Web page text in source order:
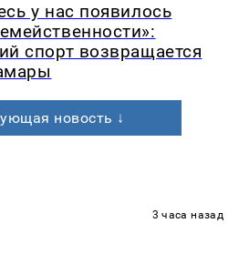
у нас появилось
спорт возвращается
новость ↓
3 часа назад